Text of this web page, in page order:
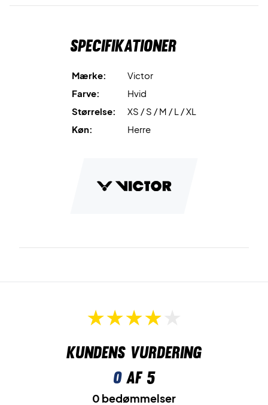
Specifikationer
Mærke:
Victor
Farve:
Hvid
Størrelse:
XS / S / M / L / XL
Køn:
Herre
Kundens vurdering
0af 5
0 bedømmelser